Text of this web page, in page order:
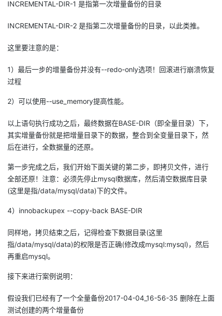
INCREMENTAL-DIR-1 是指第一次增量备份的目录
INCREMENTAL-DIR-2 是指第二次增量备份的目录，以此类推。
这里要注意的是：
1）最后一步的增量备份并没有--redo-only选项！回滚进行崩溃恢复
过程
2）可以使用--use_memory提高性能。
以上语句执行成功之后，最终数据在BASE-DIR（即全量目录）下，
其实增量备份就是把增量目录下的数据，整合到全变量目录下，然
后在进行，全数据量的还原。
第一步完成之后，我们开始下面关键的第二步，即拷贝文件，进行
全部还原！注意：必须先停止mysql数据库，然后清空数据库目录
(这里是指/data/mysql/data)下的文件。
4）innobackupex --copy-back BASE-DIR
同样地，拷贝结束之后，记得检查下数据目录(这里
指/data/mysql/data)的权限是否正确(修改成mysql:mysql)，然后
再重启mysql。
接下来进行案例说明：
假设我们已经有了一个全量备份2017-04-04_16-56-35 删除在上面
测试创建的两个增量备份